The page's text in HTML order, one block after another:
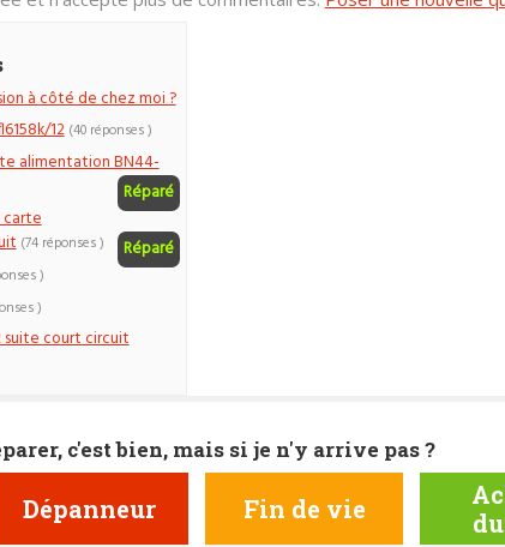
à côté de chez moi ?
12 (40 réponses )
alimentation BN44-
Réparé
carte
Réparé
(74 réponses )
)
)
suite court circuit
c'est bien, mais si je n'y arrive pas ?
Dépanneur Fin de vie